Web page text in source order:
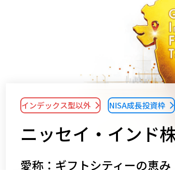
ニッセイ・インド
愛称：ギフトシティーの恵み
インデックス型以外 NISA成長投資枠